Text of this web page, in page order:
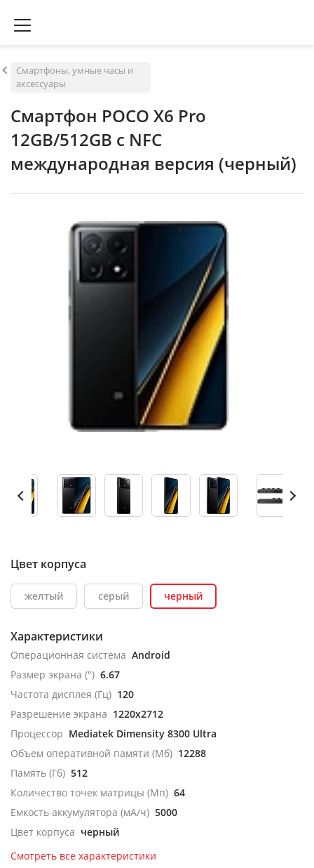
Смартфоны, умные часы и
аксессуары
Смартфон POCO X6 Pro
12GB/512GB с NFC
международная версия (черный)
Цвет корпуса
желтый серый черный
Характеристики
Операционная система Android
Размер экрана (") 6.67
Частота дисплея (Гц) 120
Разрешение экрана 1220x2712
Процессор Mediatek Dimensity 8300 Ultra
Объем оперативной памяти (Мб) 12288
Память (Гб) 512
Количество точек матрицы (Мп) 64
Емкость аккумулятора (мА/ч) 5000
Цвет корпуса черный
Смотреть все характеристики